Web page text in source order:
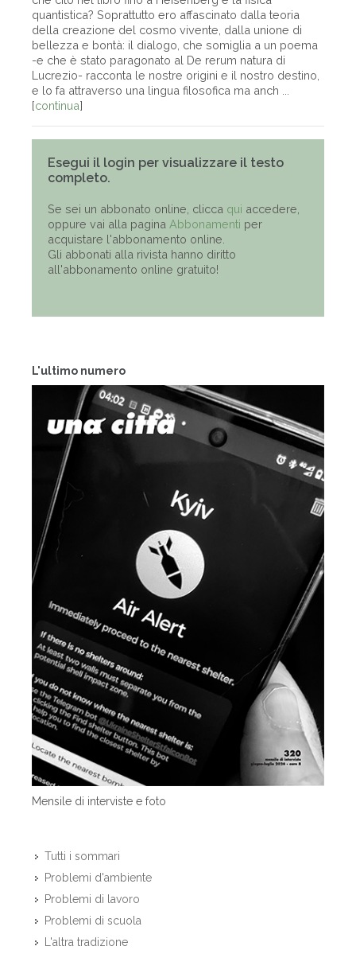
L'ultimo numero
Mensile di interviste e foto
Tutti i sommari
Problemi d'ambiente
Problemi di lavoro
Problemi di scuola
L'altra tradizione
quantistica? Soprattutto ero affascinato dalla teoria
della creazione del cosmo vivente, dalla unione di
bellezza e bontà: il dialogo, che somiglia a un poema
-e che è stato paragonato al De rerum natura di
Lucrezio- racconta le nostre origini e il nostro destino,
e lo fa attraverso una lingua filosofica ma anch ...
[continua]
Esegui il login per visualizzare il testo
completo.
Se sei un abbonato online, clicca qui accedere,
oppure vai alla pagina Abbonamenti per
acquistare l'abbonamento online.
Gli abbonati alla rivista hanno diritto
all'abbonamento online gratuito!